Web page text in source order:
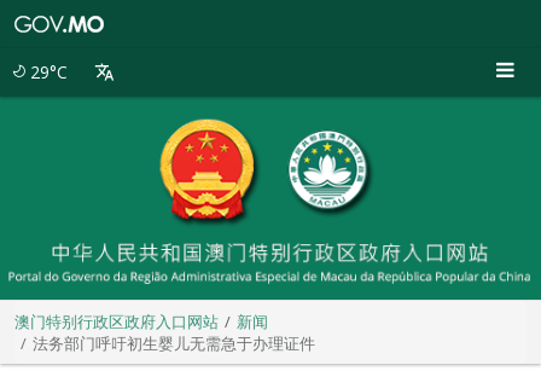
29°C
澳门特别行政区政府入口网站
新闻
法务部门呼吁初生婴儿无需急于办理证件